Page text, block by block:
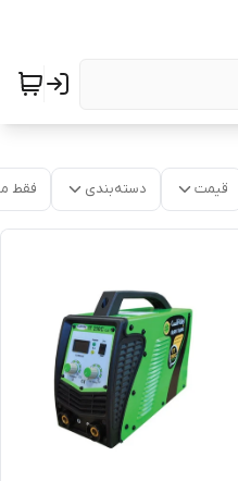
قیمت دسته‌بندی فقط